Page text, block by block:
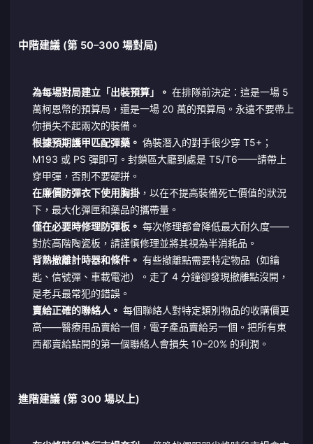
中階建議 (第 50–300 場對局)
為每場對局建立「出裝預算」。 在排隊前決定：這是一場 5
萬柯恩幣的預算局，還是一場 20 萬的預算局。永遠不要帶上
你損失不起兩次的裝備。
根據預期護甲匹配彈藥。 偽裝潛入的對手很少穿 T5+；
M193 或 PS 彈即可。封鎖區大廳到處是 T5/T6——請帶上
穿甲彈，否則不要硬拼。
在廉價防彈衣下使用胸掛，以在不提高裝備死亡價值的狀況
下，最大化彈匣和藥品的攜帶量。
僅在必要時修理防彈板。 每次修理都會降低最大耐久度——
對於高階陶瓷板，請謹慎修理並將其視為半消耗品。
背熟撤離計時器和條件。 有些撤離點需要特定物品（如鑰
匙、信號彈、車載電池）。走了 4 分鐘卻發現撤離點沒開，
是老兵最常犯的錯誤。
賣給正確的聯絡人。 每個聯絡人對特定類別物品的收購價更
高——醫療用品賣給一個，電子產品賣給另一個。把所有東
西都賣給點開的第一個聯絡人會損失 10–20% 的利潤。
進階建議 (第 300 場以上)